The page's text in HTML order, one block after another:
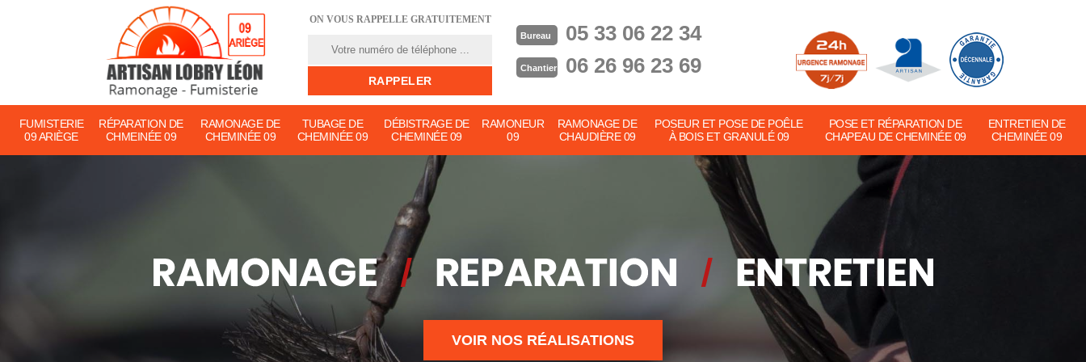
ON VOUS RAPPELLE GRATUITEMENT
Bureau 05 33 06 22 34
Chantier 06 26 96 23 69
FUMISTERIE
09 ARIÈGE
RÉPARATION DE
CHMEINÉE 09
RAMONAGE DE
CHEMINÉE 09
TUBAGE DE
CHEMINÉE 09
DÉBISTRAGE DE
CHEMINÉE 09
RAMONEUR
09
RAMONAGE DE
CHAUDIÈRE 09
POSEUR ET POSE DE POÊLE
À BOIS ET GRANULÉ 09
POSE ET RÉPARATION DE
CHAPEAU DE CHEMINÉE 09
ENTRETIEN DE
CHEMINÉE 09
VOIR NOS RÉALISATIONS